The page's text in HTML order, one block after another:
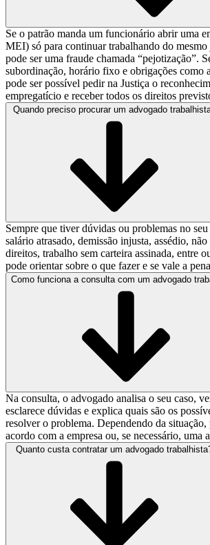
Se o patrão manda um funcionário abrir uma
MEI) só para continuar trabalhando do mesmo
pode ser uma fraude chamada “pejotização”.
subordinação, horário fixo e obrigações como
pode ser possível pedir na Justiça o
empregatício e receber todos os direitos
Quando preciso procurar um advogado
Sempre que tiver dúvidas ou problemas no
salário atrasado, demissão injusta, assédio,
direitos, trabalho sem carteira assinada, entre
pode orientar sobre o que fazer e se vale a
Como funciona a consulta com um advogado
Na consulta, o advogado analisa o seu caso,
esclarece dúvidas e explica quais são os
resolver o problema. Dependendo da
acordo com a empresa ou, se necessário, uma
Quanto custa contratar um advogado